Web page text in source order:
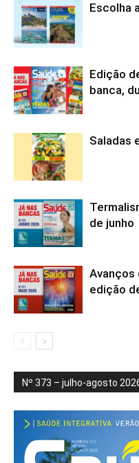
Escolha
Edição
banca,
Saladas
de junho
Avanços
edição
Nº 373 – julho-agosto